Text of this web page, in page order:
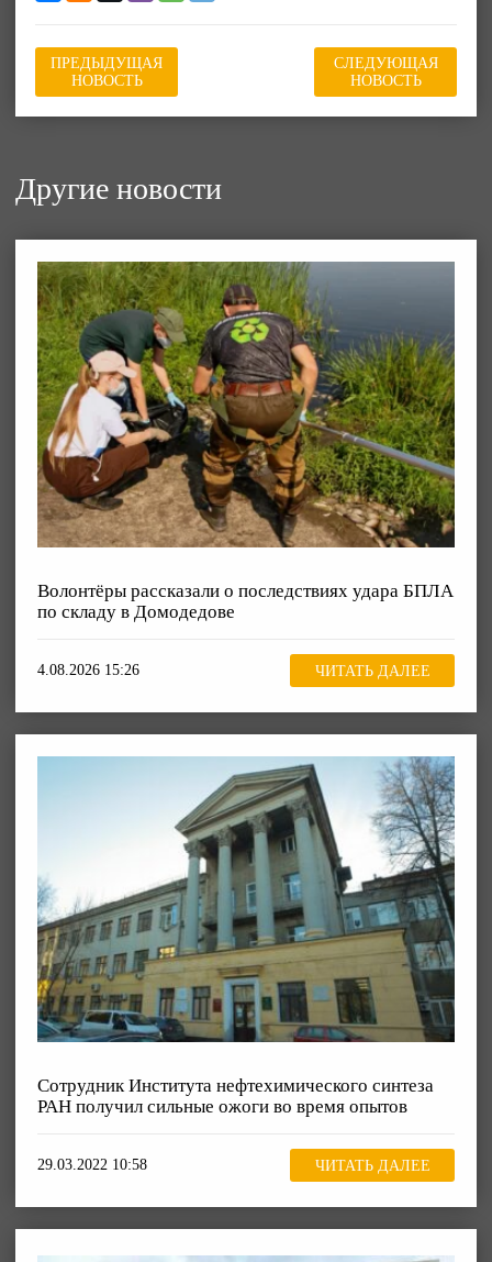
ПРЕДЫДУЩАЯ
НОВОСТЬ
СЛЕДУЮЩАЯ
НОВОСТЬ
Другие новости
Волонтёры рассказали о последствиях удара БПЛА
по складу в Домодедове
4.08.2026 15:26 ЧИТАТЬ ДАЛЕЕ
Сотрудник Института нефтехимического синтеза
РАН получил сильные ожоги во время опытов
29.03.2022 10:58 ЧИТАТЬ ДАЛЕЕ